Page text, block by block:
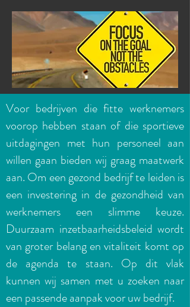
Voor bedrijven die fitte werknemers
voorop hebben staan of die sportieve
uitdagingen met hun personeel aan
willen gaan bieden wij graag maatwerk
aan. Om een gezond bedrijf te leiden is
een investering in de gezondheid van
werknemers een slimme keuze.
Duurzaam inzetbaarheidsbeleid wordt
van groter belang en vitaliteit komt op
de agenda te staan. Op dit vlak
kunnen wij samen met u zoeken naar
een passende aanpak voor uw bedrijf.